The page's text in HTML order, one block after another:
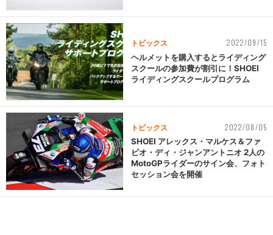
トピックス 2022/09/15
ヘルメットを購入するとライディング
スクールの参加費が割引に！SHOEI
ライディングスクールプログラム
トピックス 2022/08/05
SHOEI アレックス・マルケス＆ファ
ビオ・ディ・ジャンアントニオ 2人の
MotoGPライダーのサイン会、フォト
セッション会を開催